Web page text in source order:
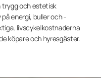
trygg och estetisk
energi, ­buller och
livscykelkostnaderna
köpare och hyresgäster.